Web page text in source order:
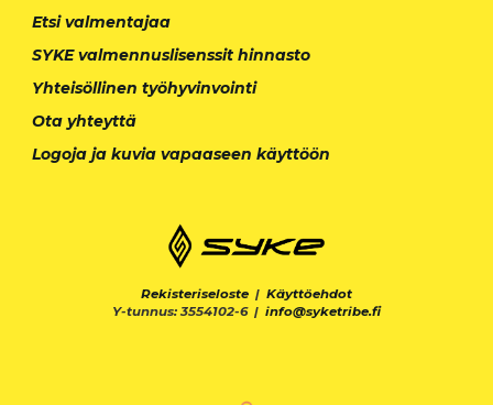
Etsi valmentajaa
SYKE valmennuslisenssit hinnasto
Yhteisöllinen työhyvinvointi
Ota yhteyttä
Logoja ja kuvia vapaaseen käyttöön
Rekisteriseloste | Käyttöehdot
Y-tunnus: 3554102-6 | info@syketribe.fi